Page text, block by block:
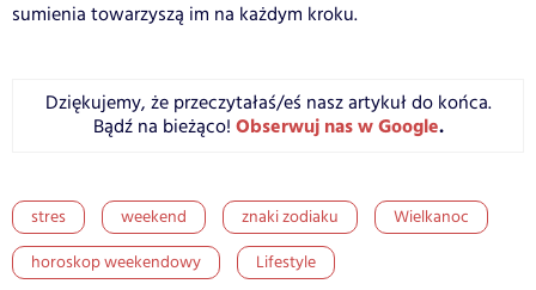
sumienia towarzyszą im na każdym kroku.
Dziękujemy, że przeczytałaś/eś nasz artykuł do końca.
Bądź na bieżąco! Obserwuj nas w Google.
stres weekend znaki zodiaku
Wielkanoc
horoskop weekendowy
Lifestyle